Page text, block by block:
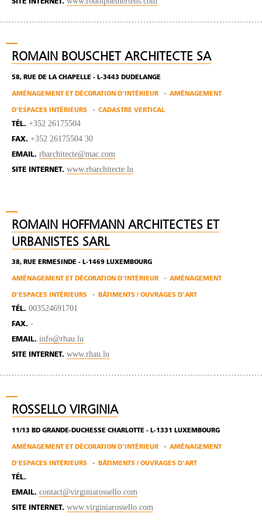
SITE INTERNET.
ROMAIN BOUSCHET ARCHITECTE SA
58, RUE DE LA CHAPELLE - L-3443 DUDELANGE
AMÉNAGEMENT ET DÉCORATION D'INTÉRIEUR AMÉNAGEMENT
D'ESPACES INTÉRIEURS CADASTRE VERTICAL
TÉL. +352 26175504
FAX. +352 26175504 30
EMAIL. rbarchitecte@mac.com
SITE INTERNET. www.rbarchitecte.lu
ROMAIN HOFFMANN ARCHITECTES ET
URBANISTES SARL
38, RUE ERMESINDE - L-1469 LUXEMBOURG
AMÉNAGEMENT ET DÉCORATION D'INTÉRIEUR AMÉNAGEMENT
D'ESPACES INTÉRIEURS BÂTIMENTS / OUVRAGES D'ART
TÉL. 003524691701
FAX. -
EMAIL. info@rhau.lu
SITE INTERNET. www.rhau.lu
ROSSELLO VIRGINIA
11/13 BD GRANDE-DUCHESSE CHARLOTTE - L-1331 LUXEMBOURG
AMÉNAGEMENT ET DÉCORATION D'INTÉRIEUR AMÉNAGEMENT
D'ESPACES INTÉRIEURS BÂTIMENTS / OUVRAGES D'ART
TÉL.
EMAIL. contact@virginiarossello.com
SITE INTERNET. www.virginiarossello.com